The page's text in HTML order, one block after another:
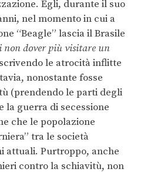
Egli, durante il suo
nel momento in cui a
“Beagle” lascia il Brasile
non dover più visitare un
le atrocità inflitte
nonostante fosse
(prendendo le parti degli
la guerra di secessione
che le popolazione
tra le società
attuali. Purtroppo, anche
contro la schiavitù, non